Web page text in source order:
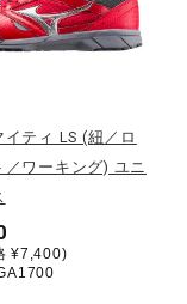
イティ LS (紐／ロ
／ワーキング) ユニ
¥7,400)